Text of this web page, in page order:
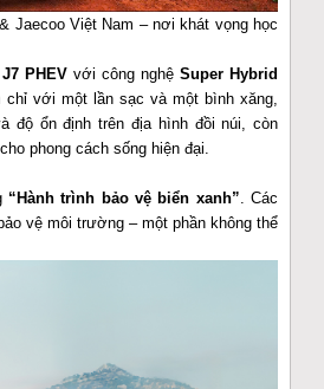
Jaecoo Việt Nam – nơi khát vọng học
PHEVvới công nghệ Super Hybrid
với một lần sạc và một bình xăng,
độ ổn định trên địa hình đồi núi, còn
phong cách sống hiện đại.
“Hành trình bảo vệ biển xanh” . Các
vệ môi trường – một phần không thể